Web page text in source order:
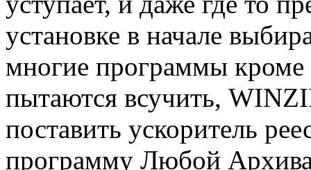
установке в начале
многие программы
пытаются всучить,
поставить ускоритель
программу Любой